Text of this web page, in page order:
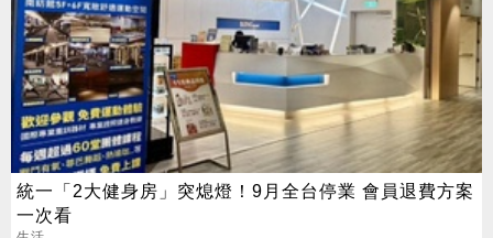
統一「2大健身房」突熄燈！9月全台停業 會員退費方案
一次看